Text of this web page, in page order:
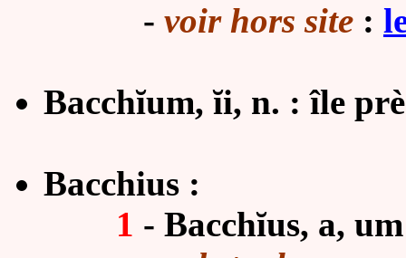
- voir hors site :
Bacchĭum, ĭi, n. : île
Bacchius :
1 - Bacchĭus, a,